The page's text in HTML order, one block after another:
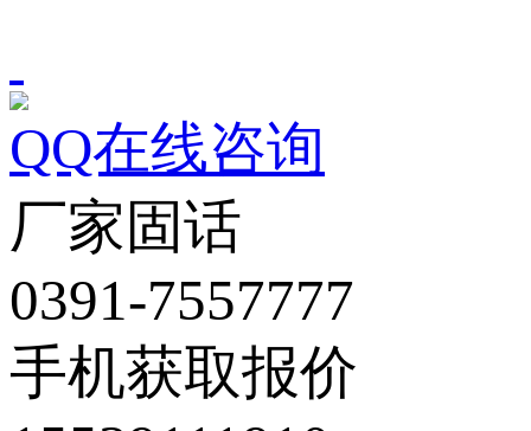
QQ在线咨询
厂家固话
0391-7557777
手机获取报价